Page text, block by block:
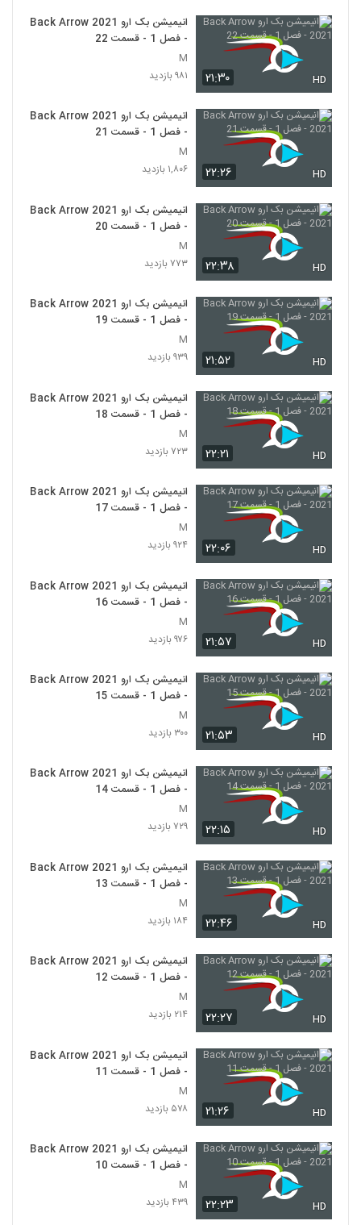
۲۱:۳۰ HD
انیمیشن بک ارو Back Arrow 2021
- فصل 1 - قسمت 22
M
۹۸۱ بازدید
۲۲:۲۶ HD
انیمیشن بک ارو Back Arrow 2021
- فصل 1 - قسمت 21
M
۱,۸۰۶ بازدید
۲۲:۳۸ HD
انیمیشن بک ارو Back Arrow 2021
- فصل 1 - قسمت 20
M
۷۷۳ بازدید
۲۱:۵۲ HD
انیمیشن بک ارو Back Arrow 2021
- فصل 1 - قسمت 19
M
۹۳۹ بازدید
۲۲:۲۱ HD
انیمیشن بک ارو Back Arrow 2021
- فصل 1 - قسمت 18
M
۷۲۳ بازدید
۲۲:۰۶ HD
انیمیشن بک ارو Back Arrow 2021
- فصل 1 - قسمت 17
M
۹۲۴ بازدید
۲۱:۵۷ HD
انیمیشن بک ارو Back Arrow 2021
- فصل 1 - قسمت 16
M
۹۷۶ بازدید
۲۱:۵۳ HD
انیمیشن بک ارو Back Arrow 2021
- فصل 1 - قسمت 15
M
۳۰۰ بازدید
۲۲:۱۵ HD
انیمیشن بک ارو Back Arrow 2021
- فصل 1 - قسمت 14
M
۷۲۹ بازدید
۲۲:۴۶ HD
انیمیشن بک ارو Back Arrow 2021
- فصل 1 - قسمت 13
M
۱۸۴ بازدید
۲۲:۲۷ HD
انیمیشن بک ارو Back Arrow 2021
- فصل 1 - قسمت 12
M
۲۱۴ بازدید
۲۱:۲۶ HD
انیمیشن بک ارو Back Arrow 2021
- فصل 1 - قسمت 11
M
۵۷۸ بازدید
۲۲:۲۳ HD
انیمیشن بک ارو Back Arrow 2021
- فصل 1 - قسمت 10
M
۴۳۹ بازدید